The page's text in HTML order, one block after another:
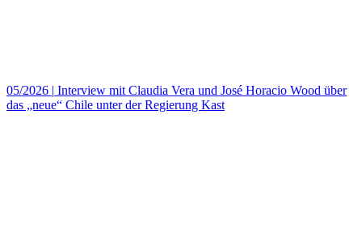
05/2026 | Interview mit Claudia Vera und José Horacio Wood über
das „neue“ Chile unter der Regierung Kast